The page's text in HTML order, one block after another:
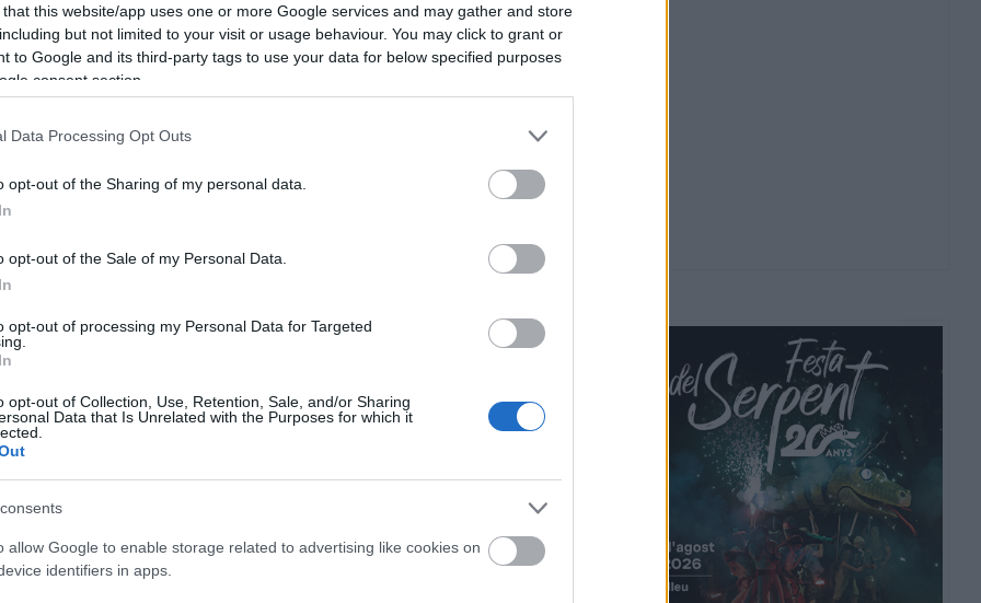
that this website/app uses one or more Google services and may gather and store
but not limited to your visit or usage behaviour. You may click to grant or
to Google and its third-party tags to use your data for below specified purposes
consent section.
Data Processing Opt Outs
opt-out of the Sharing of my personal data.
opt-out of the Sale of my Personal Data.
opt-out of processing my Personal Data for Targeted
opt-out of Collection, Use, Retention, Sale, and/or Sharing
Data that Is Unrelated with the Purposes for which it
allow Google to enable storage related to advertising like cookies on
identifiers in apps.
El Tast de Whisky a l'Espai Rusiñol el dissabte 22 de febrer|
Associació Teatre Centre
El grup de joves actors de l'obra Catalunya S.A
Joan Parera
/ Associació Teatre Centre
del
del dissabte 15